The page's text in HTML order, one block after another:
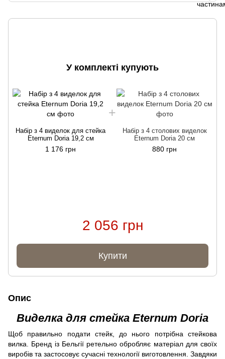
У комплекті купують
Набір з 4 виделок для стейка
Eternum Doria 19,2 см
1 176 грн
Набір з 4 столових виделок
Eternum Doria 20 см
880 грн
2 056 грн
Купити
Опис
Виделка для стейка Eternum Doria
Щоб правильно подати стейк, до нього потрібна стейкова
вилка. Бренд із Бельгії ретельно обробляє матеріал для своїх
виробів та застосовує сучасні технології виготовлення. Завдяки